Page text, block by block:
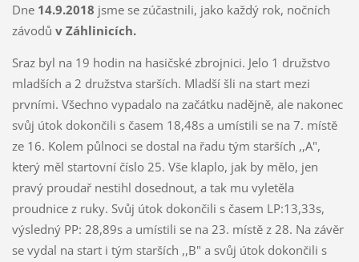
Dne 14.9.2018 jsme se zúčastnili, jako každý rok, nočních
závodů v Záhlinicích.
Sraz byl na 19 hodin na hasičské zbrojnici. Jelo 1 družstvo
mladších a 2 družstva starších. Mladší šli na start mezi
prvními. Všechno vypadalo na začátku nadějně, ale nakonec
svůj útok dokončili s časem 18,48s a umístili se na 7. místě
ze 16. Kolem půlnoci se dostal na řadu tým starších ,,A",
který měl startovní číslo 25. Vše klaplo, jak by mělo, jen
pravý proudař nestihl dosednout, a tak mu vyletěla
proudnice z ruky. Svůj útok dokončili s časem LP:13,33s,
výsledný PP: 28,89s a umístili se na 23. místě z 28. Na závěr
se vydal na start i tým starších ,,B" a svůj útok dokončili s